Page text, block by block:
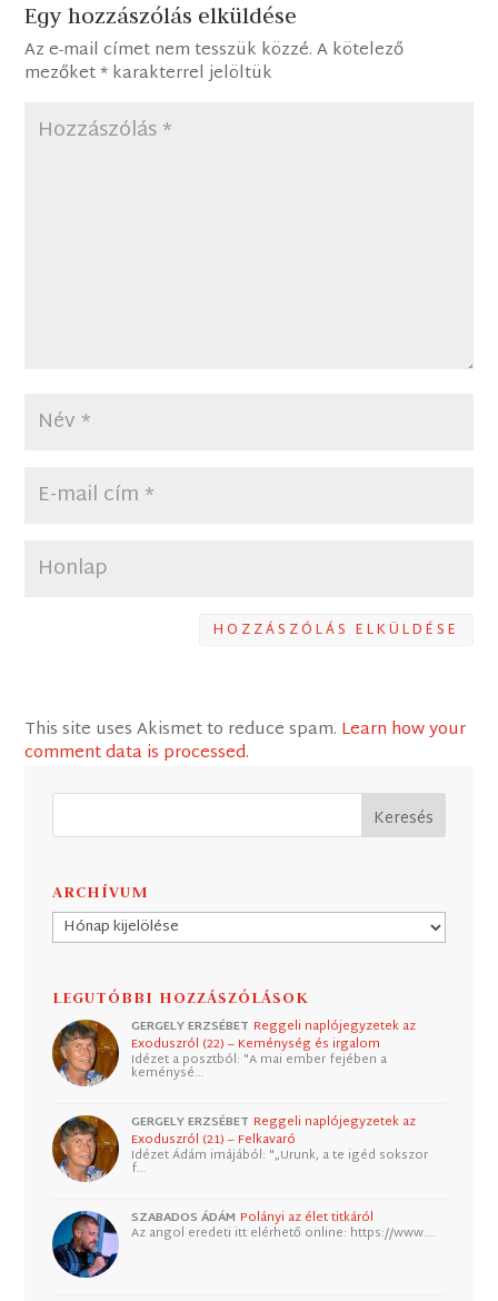
Egy hozzászólás elküldése
Az e-mail címet nem tesszük közzé. A kötelező
mezőket*karakterrel jelöltük
HOZZÁSZÓLÁS ELKÜLDÉSE
This site uses Akismet to reduce spam. Learn how your
comment data is processed.
ARCHÍVUM
Archívum
LEGUTÓBBI HOZZÁSZÓLÁSOK
GERGELY ERZSÉBET Reggeli naplójegyzetek az
Exoduszról (22) – Keménység és irgalom
Idézet a posztból: "A mai ember fejében a
keménysé…
GERGELY ERZSÉBET Reggeli naplójegyzetek az
Exoduszról (21) – Felkavaró
Idézet Ádám imájából: "„Urunk, a te igéd sokszor
f…
SZABADOS ÁDÁM Polányi az élet titkáról
Az angol eredeti itt elérhető online: https://www.…